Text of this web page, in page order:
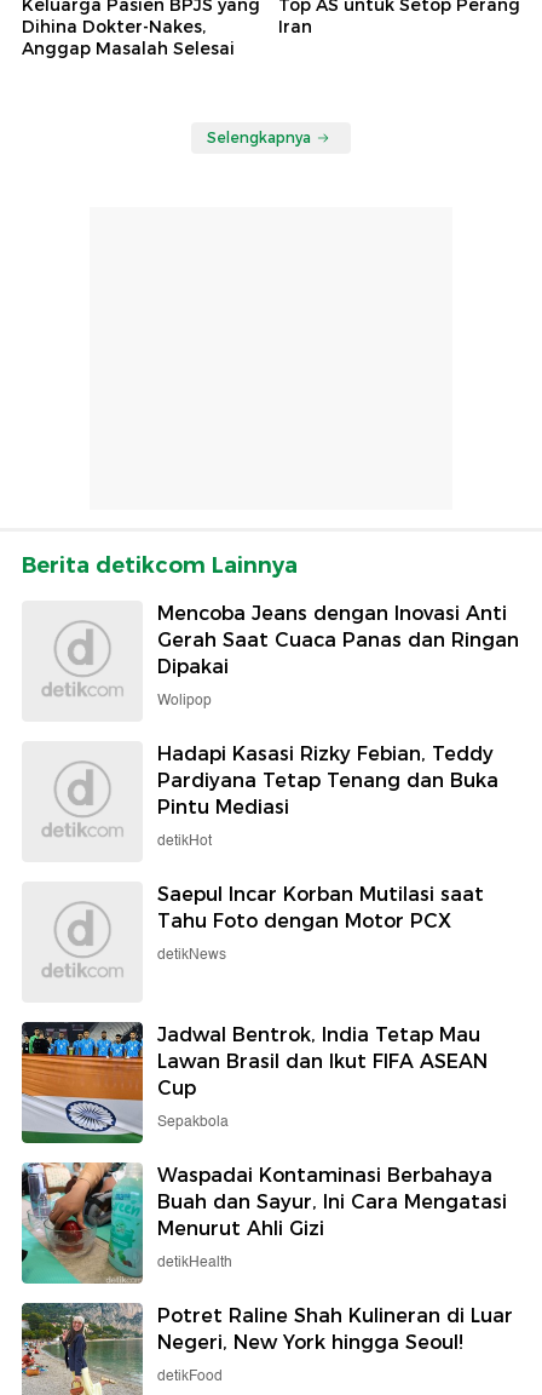
Keluarga Pasien BPJS yang
Dihina Dokter-Nakes,
Anggap Masalah Selesai
Top AS untuk Setop Perang
Iran
Selengkapnya
Berita detikcom Lainnya
Mencoba Jeans dengan Inovasi Anti
Gerah Saat Cuaca Panas dan Ringan
Dipakai
Wolipop
Hadapi Kasasi Rizky Febian, Teddy
Pardiyana Tetap Tenang dan Buka
Pintu Mediasi
detikHot
Saepul Incar Korban Mutilasi saat
Tahu Foto dengan Motor PCX
detikNews
Jadwal Bentrok, India Tetap Mau
Lawan Brasil dan Ikut FIFA ASEAN
Cup
Sepakbola
Waspadai Kontaminasi Berbahaya
Buah dan Sayur, Ini Cara Mengatasi
Menurut Ahli Gizi
detikHealth
Potret Raline Shah Kulineran di Luar
Negeri, New York hingga Seoul!
detikFood